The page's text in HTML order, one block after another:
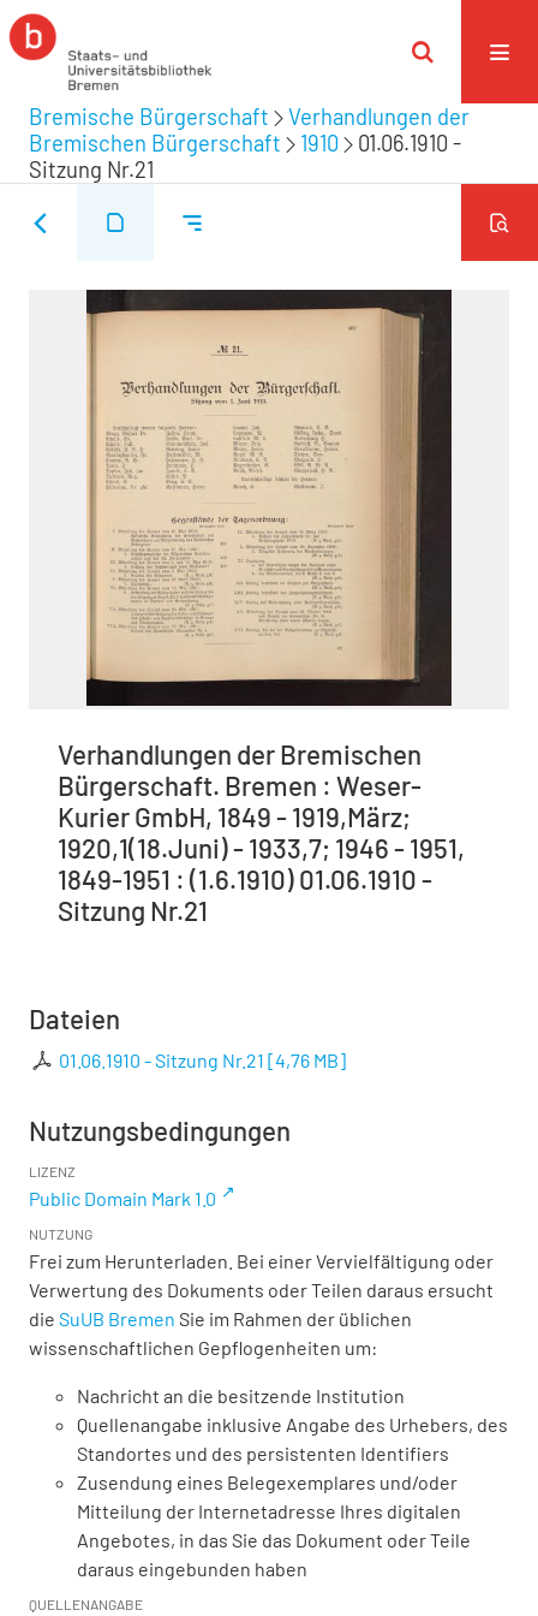
Bremische Bürgerschaft
Verhandlungen der
Bremischen Bürgerschaft
1910
01.06.1910 -
Sitzung Nr.21
Verhandlungen der Bremischen
Bürgerschaft. Bremen : Weser-
Kurier GmbH, 1849 - 1919,März;
1920,1(18.Juni) - 1933,7; 1946 - 1951,
1849-1951 : (1.6.1910) 01.06.1910 -
Sitzung Nr.21
Dateien
01.06.1910 - Sitzung Nr.21 [4,76 MB]
Nutzungsbedingungen
LIZENZ
Public Domain Mark 1.0
NUTZUNG
Frei zum Herunterladen. Bei einer Vervielfältigung oder
Verwertung des Dokuments oder Teilen daraus ersucht
die SuUB Bremen Sie im Rahmen der üblichen
wissenschaftlichen Gepflogenheiten um:
Nachricht an die besitzende Institution
Quellenangabe inklusive Angabe des Urhebers, des
Standortes und des persistenten Identifiers
Zusendung eines Belegexemplares und/oder
Mitteilung der Internetadresse Ihres digitalen
Angebotes, in das Sie das Dokument oder Teile
daraus eingebunden haben
QUELLENANGABE